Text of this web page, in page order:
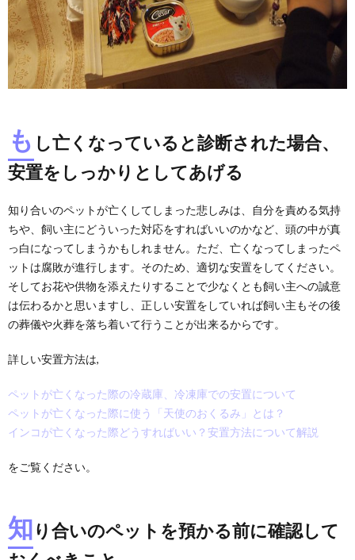
も し亡くなっていると診断された場合、
安置をしっかりとしてあげる
知り合いのペットが亡くしてしまった悲しみは、自分を責める気持
ちや、飼い主にどういった対応をすればいいのかなど、頭の中が真
っ白になってしまうかもしれません。ただ、亡くなってしまったペ
ットは腐敗が進行します。そのため、適切な安置をしてください。
そしてお花や供物を添えたりすることで少なくとも飼い主への誠意
は伝わるかと思いますし、正しい安置をしていれば飼い主もその後
の葬儀や火葬を落ち着いて行うことが出来るからです。
詳しい安置方法は,
ペットが亡くなった際の冷蔵庫、冷凍庫での安置について
ペットが亡くなった際に使う「天使のおくるみ」とは？
インコが亡くなった際どうすればいい？安置方法について解説
をご覧ください。
知り合いのペットを預かる前に確認して